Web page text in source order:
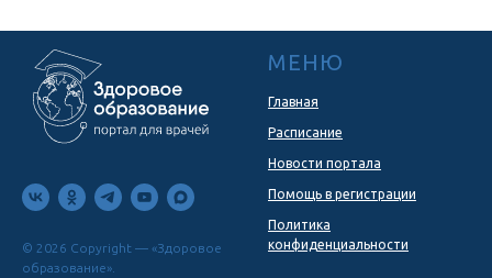
© 2026 Copyright — «Здоровое
образование».
МЕНЮ
Главная
Расписание
Новости портала
Помощь в регистрации
Политика
конфиденциальности